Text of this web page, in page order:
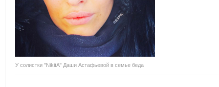
У солистки "NikitA" Даши Астафьевой в семье беда